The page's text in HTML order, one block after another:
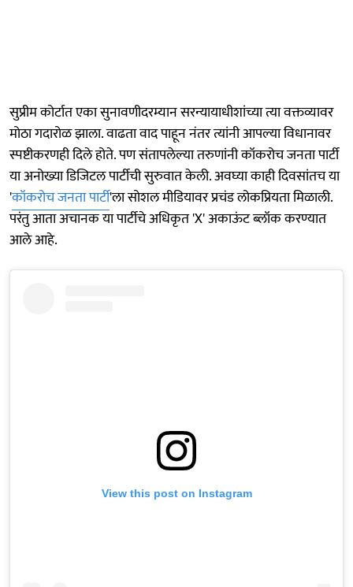
सुप्रीम कोर्टात एका सुनावणीदरम्यान सरन्यायाधीशांच्या त्या वक्तव्यावर
मोठा गदारोळ झाला. वाढता वाद पाहून नंतर त्यांनी आपल्या विधानावर
स्पष्टीकरणही दिले होते. पण संतापलेल्या तरुणांनी कॉकरोच जनता पार्टी
या अनोख्या डिजिटल पार्टीची सुरुवात केली. अवघ्या काही दिवसांतच या
'कॉकरोच जनता पार्टी'ला सोशल मीडियावर प्रचंड लोकप्रियता मिळाली.
परंतु आता अचानक या पार्टीचे अधिकृत 'X' अकाऊंट ब्लॉक करण्यात
आले आहे.
View this post on Instagram